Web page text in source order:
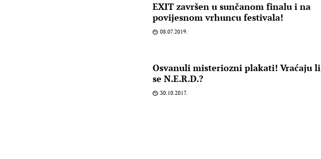
EXIT završen u sunčanom finalu i na
povijesnom vrhuncu festivala!
08.07.2019.
Osvanuli misteriozni plakati! Vraćaju li
se N.E.R.D.?
30.10.2017.